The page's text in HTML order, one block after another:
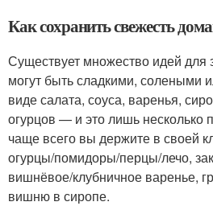
Как сохранить свежесть
Существует множество идей для
могут быть сладкими, солеными
виде салата, соуса, варенья,
огурцов — и это лишь несколько
чаще всего вы держите в своей
огурцы/помидоры/перцы/лечо,
вишнёвое/клубничное варенье,
вишню в сиропе.